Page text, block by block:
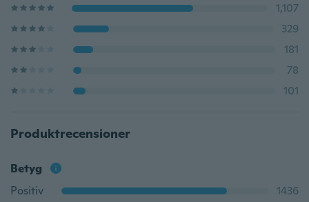
1,107
329
181
78
101
Produktrecensioner
Betyg
Positiv
1436